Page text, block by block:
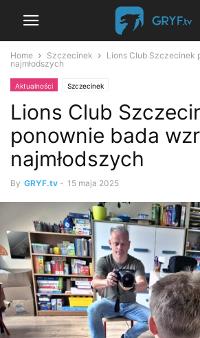
Home Szczecinek
Lions Club Szczecinek
najmłodszych
Aktualności Szczecinek
Lions Club
ponownie bada
najmłodszych
By GRYF.tv - 15 maja 2025